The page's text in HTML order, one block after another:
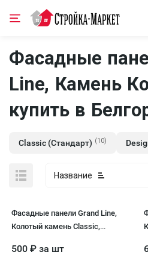
Фасадные
Line, Камень
купить в
Classic (Стандарт) (10)
Название
Фасадные панели Grand Line,
Колотый камень Classic,
500 ₽ за шт